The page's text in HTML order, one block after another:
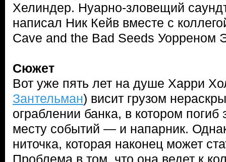
Хелиндер. Нуарно-зловещий
написал Ник Кейв вместе с
Cave and the Bad Seeds Уорреном
Сюжет
Вот уже пять лет на душе Харри
Зантельман) висит грузом
ограблении банка, в котором погиб
месту событий — и напарник.
ниточка, которая наконец может
Проблема в том, что она ведет к